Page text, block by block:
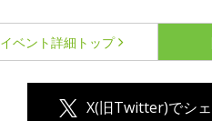
イベント詳細 トップ
X(旧Twitter)でシ